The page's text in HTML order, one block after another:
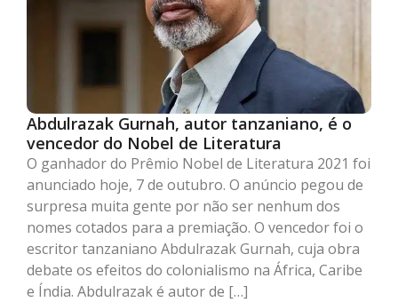
Abdulrazak Gurnah, autor tanzaniano, é o
vencedor do Nobel de Literatura
O ganhador do Prêmio Nobel de Literatura 2021 foi
anunciado hoje, 7 de outubro. O anúncio pegou de
surpresa muita gente por não ser nenhum dos
nomes cotados para a premiação. O vencedor foi o
escritor tanzaniano Abdulrazak Gurnah, cuja obra
debate os efeitos do colonialismo na África, Caribe
e Índia. Abdulrazak é autor de […]